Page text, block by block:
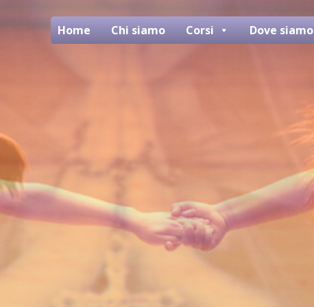
Home Chi siamo Corsi Dove siamo